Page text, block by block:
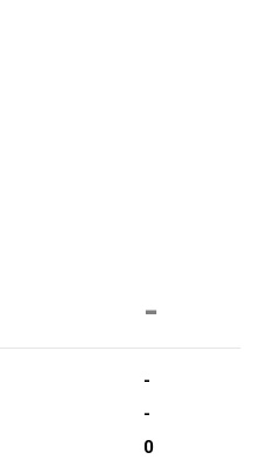
-
-
-
0